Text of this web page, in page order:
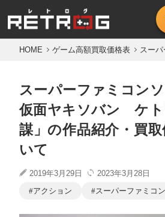
HOME ゲーム高額買取価格表 スー
スーパーファミコン
仮面ヤキソバン ケト
謀」の作品紹介・買
いて
2019年3月29日
2023年3月28日
アクション
スーパーファミコン